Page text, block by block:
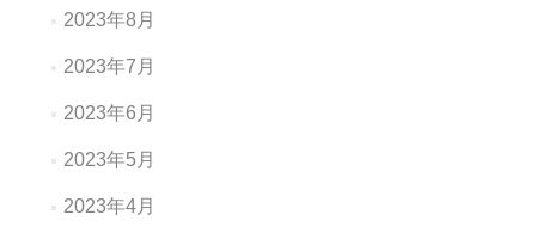
2023年8月
2023年7月
2023年6月
2023年5月
2023年4月